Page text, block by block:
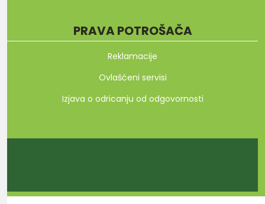
PRAVA POTROŠAČA
Reklamacije
Ovlašćeni servisi
Izjava o odricanju od odgovornosti